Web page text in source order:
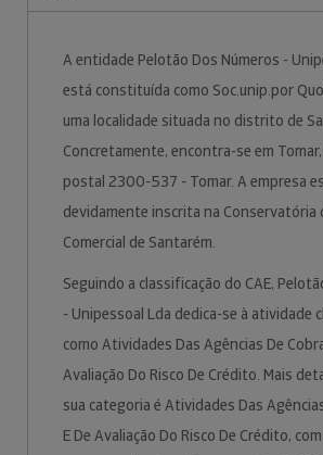
A entidade Pelotão Dos Números -
está constituída como Soc.unip.por
uma localidade situada no distrito de
Concretamente, encontra-se em
postal 2300-537 - Tomar. A empresa
devidamente inscrita na Conservatória
Comercial de Santarém.
Seguindo a classificação do CAE,
- Unipessoal Lda dedica-se à atividade
como Atividades Das Agências De
Avaliação Do Risco De Crédito. Mais
sua categoria é Atividades Das
E De Avaliação Do Risco De Crédito,